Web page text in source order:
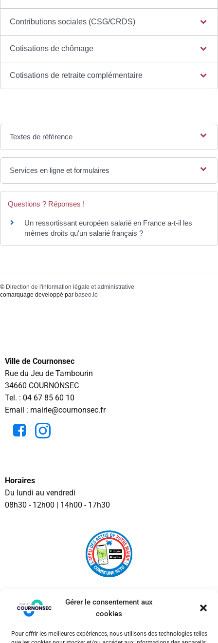
Gérer le consentement aux
cookies
Pour offrir les meilleures expériences, nous utilisons des technologies telles
Contributions sociales (CSG/CRDS)
Cotisations de chômage
Cotisations de retraite complémentaire
Textes de référence
Services en ligne et formulaires
Questions ? Réponses !
Un ressortissant européen salarié en France a-t-il les
mêmes droits qu'un salarié français ?
© Direction de l'information légale et administrative
comarquage developpé par baseo.io
Ville de Cournonsec
Rue du Jeu de Tambourin
34660 COURNONSEC
Tel. : 04 67 85 60 10
Email : mairie@cournonsec.fr
Horaires
Du lundi au vendredi
08h30 - 12h00 | 14h00 - 17h30
© 2026 Ville de Cournonsec. Un service proposé par